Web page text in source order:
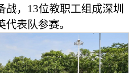
战，13位教职工组成深圳
表队参赛。